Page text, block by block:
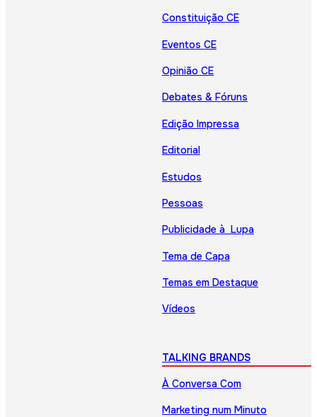
Constituição CE
Eventos CE
Opinião CE
Debates & Fóruns
Edição Impressa
Editorial
Estudos
Pessoas
Publicidade à Lupa
Tema de Capa
Temas em Destaque
Vídeos
TALKING BRANDS
À Conversa Com
Marketing num Minuto